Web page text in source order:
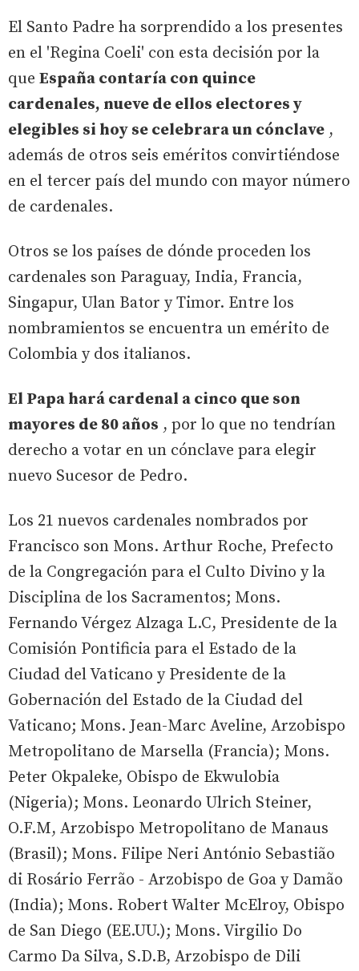
El Santo Padre ha sorprendido a los presentes
en el 'Regina Coeli' con esta decisión por la
que España contaría con quince
cardenales, nueve de ellos electores y
elegibles si hoy se celebrara un cónclave ,
además de otros seis eméritos convirtiéndose
en el tercer país del mundo con mayor número
de cardenales.
Otros se los países de dónde proceden los
cardenales son Paraguay, India, Francia,
Singapur, Ulan Bator y Timor. Entre los
nombramientos se encuentra un emérito de
Colombia y dos italianos.
El Papa hará cardenal a cinco que son
mayores de 80 años , por lo que no tendrían
derecho a votar en un cónclave para elegir
nuevo Sucesor de Pedro.
Los 21 nuevos cardenales nombrados por
Francisco son Mons. Arthur Roche, Prefecto
de la Congregación para el Culto Divino y la
Disciplina de los Sacramentos; Mons.
Fernando Vérgez Alzaga L.C, Presidente de la
Comisión Pontificia para el Estado de la
Ciudad del Vaticano y Presidente de la
Gobernación del Estado de la Ciudad del
Vaticano; Mons. Jean-Marc Aveline, Arzobispo
Metropolitano de Marsella (Francia); Mons.
Peter Okpaleke, Obispo de Ekwulobia
(Nigeria); Mons. Leonardo Ulrich Steiner,
O.F.M, Arzobispo Metropolitano de Manaus
(Brasil); Mons. Filipe Neri António Sebastião
di Rosário Ferrão - Arzobispo de Goa y Damão
(India); Mons. Robert Walter McElroy, Obispo
de San Diego (EE.UU.); Mons. Virgilio Do
Carmo Da Silva, S.D.B, Arzobispo de Dili